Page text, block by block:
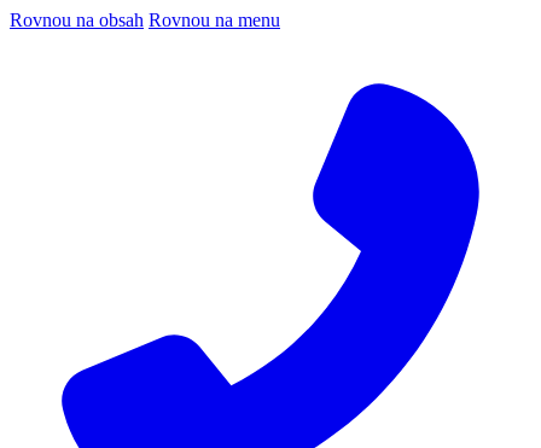
Rovnou na obsah Rovnou na menu